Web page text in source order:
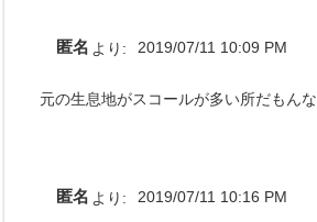
匿名 より: 2019/07/11 10:09 PM
元の生息地がスコールが多い所だもんな
匿名 より: 2019/07/11 10:16 PM